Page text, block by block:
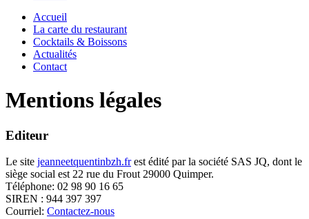
Accueil
La carte du restaurant
Cocktails & Boissons
Actualités
Contact
Mentions légales
Editeur
Le site jeanneetquentinbzh.frest édité par la société SAS JQ, dont le
siège social est 22 rue du Frout 29000 Quimper.
Téléphone: 02 98 90 16 65
SIREN : 944 397 397
Courriel: Contactez-nous